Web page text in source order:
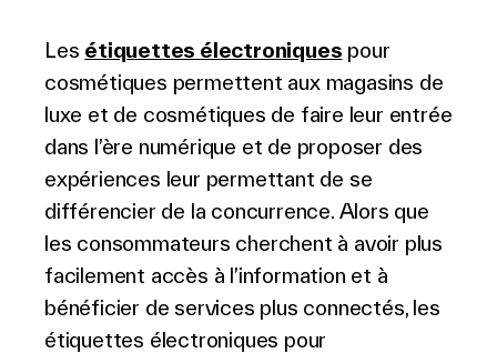
Investisseurs
Partenaires
Carrières
Lien
Français
Les étiquettes électroniques pour
cosmétiques permettent aux magasins de
luxe et de cosmétiques de faire leur entrée
dans l’ère numérique et de proposer des
expériences leur permettant de se
différencier de la concurrence. Alors que
les consommateurs cherchent à avoir plus
facilement accès à l’information et à
bénéficier de services plus connectés, les
étiquettes électroniques pour